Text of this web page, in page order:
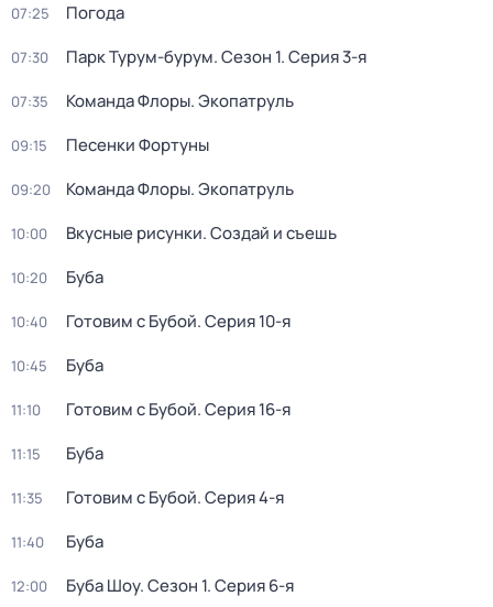
07:25 Погода
07:30 Парк Турум-бурум. Сезон 1. Серия 3-я
07:35 Команда Флоры. Экопатруль
09:15 Песенки Фортуны
09:20 Команда Флоры. Экопатруль
10:00 Вкусные рисунки. Создай и съешь
10:20 Буба
10:40 Готовим с Бубой. Серия 10-я
10:45 Буба
11:10 Готовим с Бубой. Серия 16-я
11:15 Буба
11:35 Готовим с Бубой. Серия 4-я
11:40 Буба
12:00 Буба Шоу. Сезон 1. Серия 6-я